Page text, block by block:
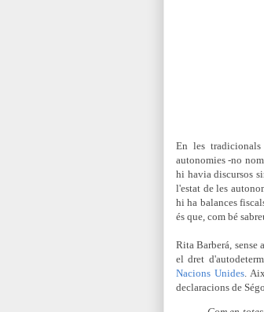
En les
autonomies -no
hi havia discursos
l'estat de les
hi ha balances
és que, com bé
Rita Barberá, sense
el dret
Nacions Unides.
declaracions de